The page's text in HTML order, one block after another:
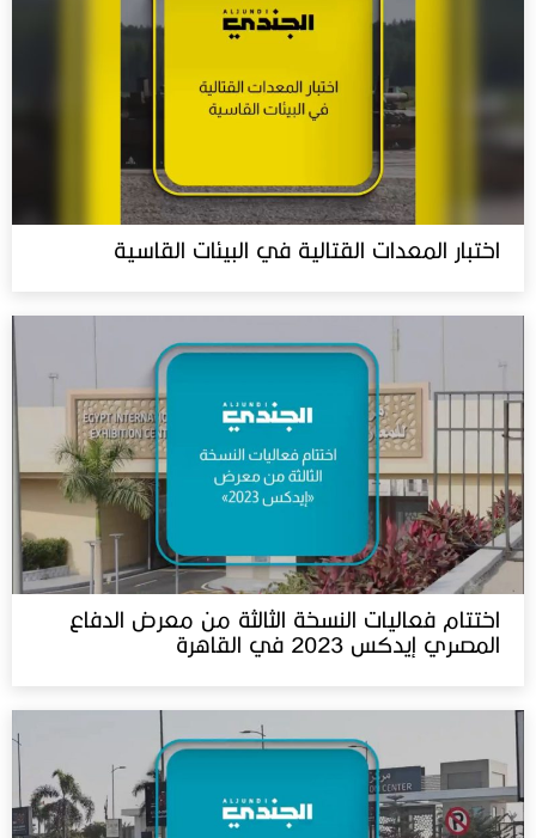
اختبار المعدات القتالية في البيئات القاسية
اختتام فعاليات النسخة الثالثة من معرض الدفاع
المصري إيدكس 2023 في القاهرة